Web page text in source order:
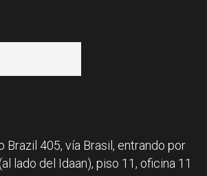
Brazil 405, vía Brasil, entrando por
lado del Idaan), piso 11, oficina 11